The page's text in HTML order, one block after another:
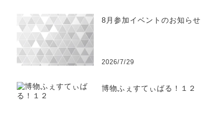
8月参加イベントのお知らせ
2026/7/29
博物ふぇすてぃばる！１２